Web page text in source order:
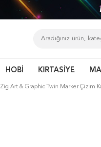
HOBİ KIRTASİYE
Zig Art & Graphic Twin Marker Çizim